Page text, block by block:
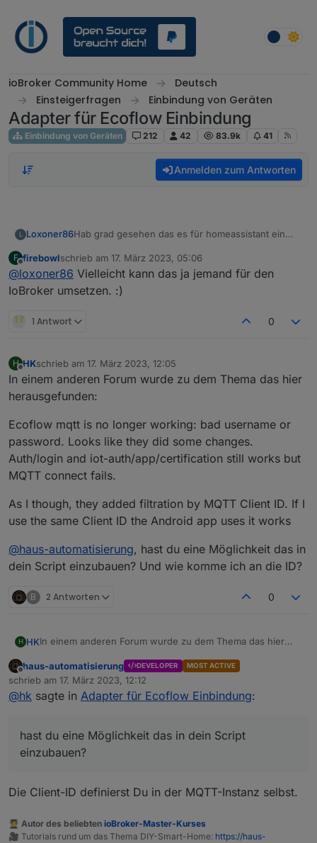
ioBroker Community Home
Deutsch
Einsteigerfragen
Einbindung von Geräten
Adapter für Ecoflow Einbindung
Einbindung von Geräten 212 42 83.9k 41
Anmelden zum Antworten
L Loxoner86Hab grad gesehen das es für homeassistant ein
wird.
F
Offline
firebowlschrieb am 17. März 2023, 05:06
zuletzt editiert von
@loxoner86 Vielleicht kann das ja jemand für den
IoBroker umsetzen. :)
1 Antwort 0
H
Offline
HKschrieb am 17. März 2023, 12:05
zuletzt editiert von
In einem anderen Forum wurde zu dem Thema das hier
herausgefunden:
Ecoflow mqtt is no longer working: bad username or
password. Looks like they did some changes.
Auth/login and iot-auth/app/certification still works but
MQTT connect fails.
As I though, they added filtration by MQTT Client ID. If I
use the same Client ID the Android app uses it works
@haus-automatisierung, hast du eine Möglichkeit das in
dein Script einzubauen? Und wie komme ich an die ID?
B 2 Antworten 0
H HKIn einem anderen Forum wurde zu dem Thema das hier
Ecoflow mqtt is no longer working: bad username or
password. Looks like they did some changes. Auth/login
and iot-auth/app/certification still works but MQTT connect
As I though, they added filtration by MQTT Client ID. If I use
dein Script einzubauen? Und wie komme ich an die ID?
Offline
haus-automatisierung DEVELOPER MOST ACTIVE
schrieb am 17. März 2023, 12:12
zuletzt editiert von
@hk sagte in Adapter für Ecoflow Einbindung:
hast du eine Möglichkeit das in dein Script
einzubauen?
Die Client-ID definierst Du in der MQTT-Instanz selbst.
🧑‍🎓 Autor des beliebten ioBroker-Master-Kurses
🎥 Tutorials rund um das Thema DIY-Smart-Home: https://haus-